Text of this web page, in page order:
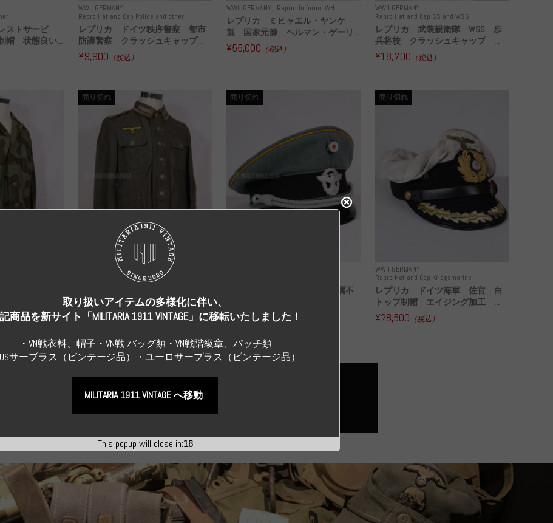
ストサービ
帽 状態良い...
WWII GERMANY
Repro Hat and Cap Police and other
レプリカ ドイツ秩序警察 都市
防護警察 クラッシュキャップ...
¥9,900 （税込）
WWII GERMANY Repro Uniforms WH
レプリカ ミヒャエル・ヤンケ
製 国家元帥 ヘルマン・ゲーリ...
¥55,000 （税込）
WWII GERMANY
Repro Hat and Cap SS and WSS
レプリカ 武装親衛隊 WSS 歩
兵将校 クラッシュキャップ ...
¥18,700 （税込）
上師団 ス
ート コッ...
Original Uniform WH WWII GERMANY
売り切れ
実物 ドイツ海軍 湾岸砲兵 コ
¥286,000（税込）
売り切れ
真贋不明品 ドイツ警察 所属不
¥99,000（税込）
WWII GERMANY
Repro Hat and Cap Kriegsmarine
売り切れ
レプリカ ドイツ海軍 佐官 白
トップ制帽 エイジング加工 ...
¥28,500 （税込）
This popup will close in:16
取り扱いアイテムの多様化に伴い、
商品を新サイト「MILITARIA 1911 VINTAGE」に移転いたしました！
・VN戦衣料、帽子・VN戦 バッグ類・VN戦階級章、パッチ類
USサーブラス（ビンテージ品）・ユーロサープラス（ビンテージ品）
MILITARIA 1911 VINTAGE へ移動